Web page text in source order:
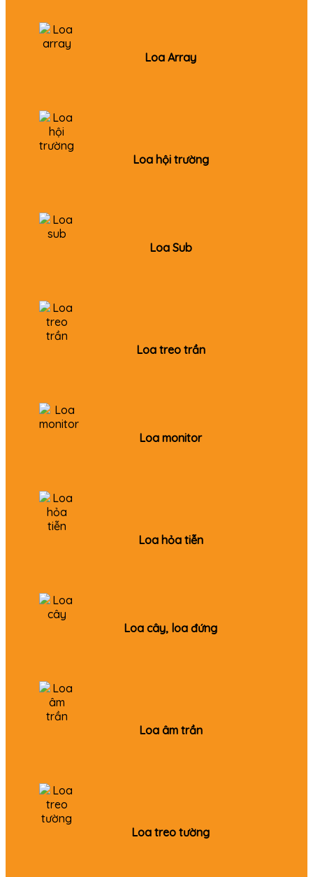
Loa Array
Loa hội trường
Loa Sub
Loa treo trần
Loa monitor
Loa hỏa tiễn
Loa cây, loa đứng
Loa âm trần
Loa treo tường